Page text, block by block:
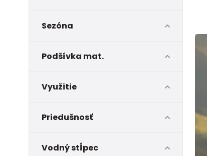
Sezóna
Podšívka mat.
Využitie
Priedušnosť
Vodný stĺpec